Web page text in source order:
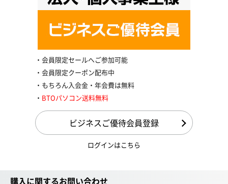
会員限定セールへご参加可能
会員限定クーポン配布中
もちろん入会金・年会費は無料
BTOパソコン送料無料
ビジネスご優待会員登録
ログインはこちら
購入に関するお問い合わせ